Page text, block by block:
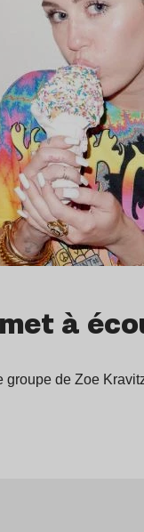
à
groupe de Zoe